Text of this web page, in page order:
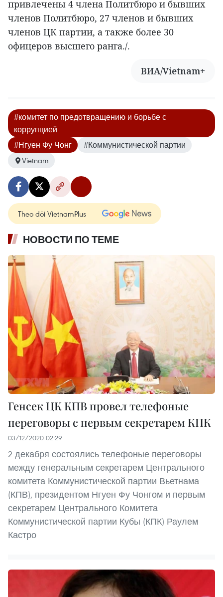
привлечены 4 члена Политбюро и бывших
членов Политбюро, 27 членов и бывших
членов ЦК партии, а также более 30
офицеров высшего ранга./.
ВИА/Vietnam+
#комитет по предотвращению и борьбе с
коррупцией
#Нгуен Фу Чонг
#Коммунистической партии
Vietnam
Theo dõi VietnamPlus
НОВОСТИ ПО ТЕМЕ
Генсек ЦК КПВ провел телефоные
переговоры с первым секретарем КПК
03/12/2020 02:29
2 декабря состоялись телефоные переговоры
между генеральным секретарем Центрального
комитета Коммунистической партии Вьетнама
(КПВ), президентом Нгуен Фу Чонгом и первым
секретарем Центрального Комитета
Коммунистической партии Кубы (КПК) Раулем
Кастро